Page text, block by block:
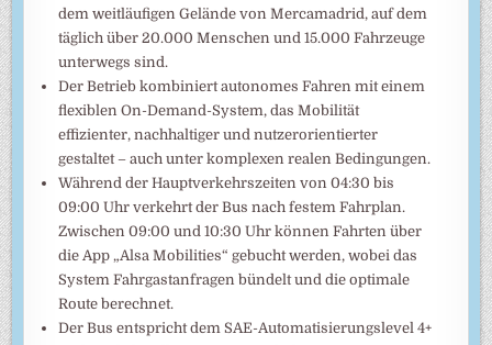
dem weitläufigen Gelände von Mercamadrid, auf dem
täglich über 20.000 Menschen und 15.000 Fahrzeuge
unterwegs sind.
Der Betrieb kombiniert autonomes Fahren mit einem
flexiblen On-Demand-System, das Mobilität
effizienter, nachhaltiger und nutzerorientierter
gestaltet – auch unter komplexen realen Bedingungen.
Während der Hauptverkehrszeiten von 04:30 bis
09:00 Uhr verkehrt der Bus nach festem Fahrplan.
Zwischen 09:00 und 10:30 Uhr können Fahrten über
die App „Alsa Mobilities“ gebucht werden, wobei das
System Fahrgastanfragen bündelt und die optimale
Route berechnet.
Der Bus entspricht dem SAE-Automatisierungslevel 4+